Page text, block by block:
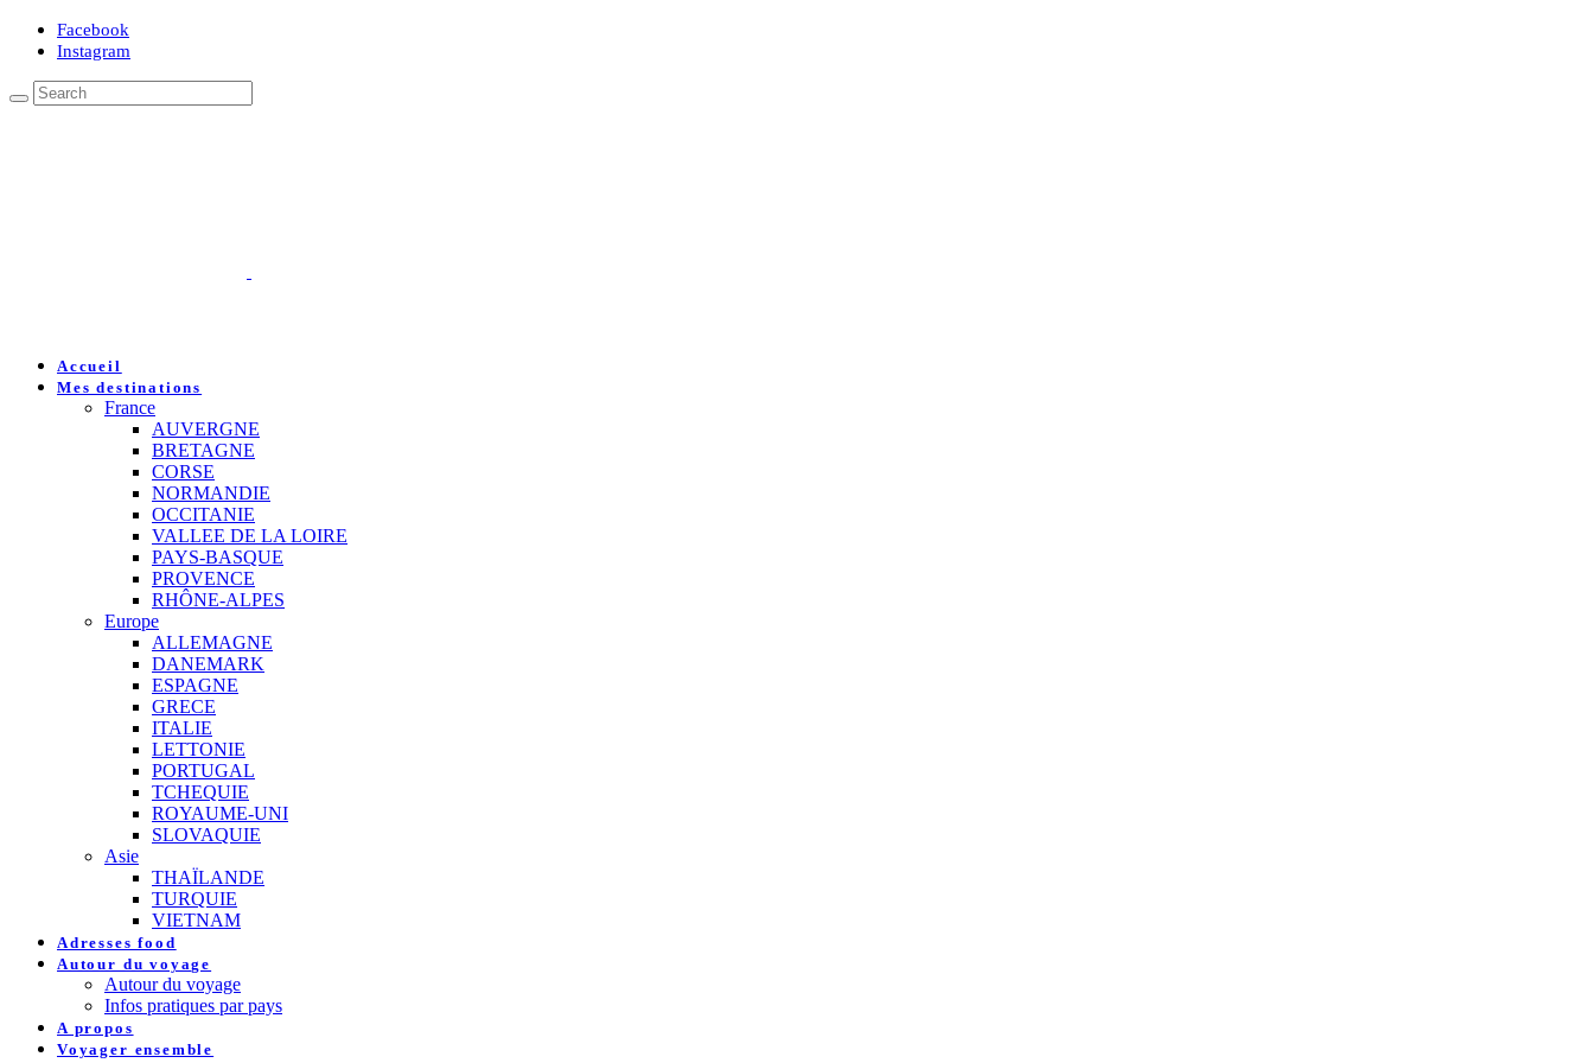
Facebook
Instagram
Accueil
Mes destinations
France
AUVERGNE
BRETAGNE
CORSE
NORMANDIE
OCCITANIE
VALLEE DE LA LOIRE
PAYS-BASQUE
PROVENCE
RHÔNE-ALPES
Europe
ALLEMAGNE
DANEMARK
ESPAGNE
GRECE
ITALIE
LETTONIE
PORTUGAL
TCHEQUIE
ROYAUME-UNI
SLOVAQUIE
Asie
THAÏLANDE
TURQUIE
VIETNAM
Adresses food
Autour du voyage
Autour du voyage
Infos pratiques par pays
A propos
Voyager ensemble